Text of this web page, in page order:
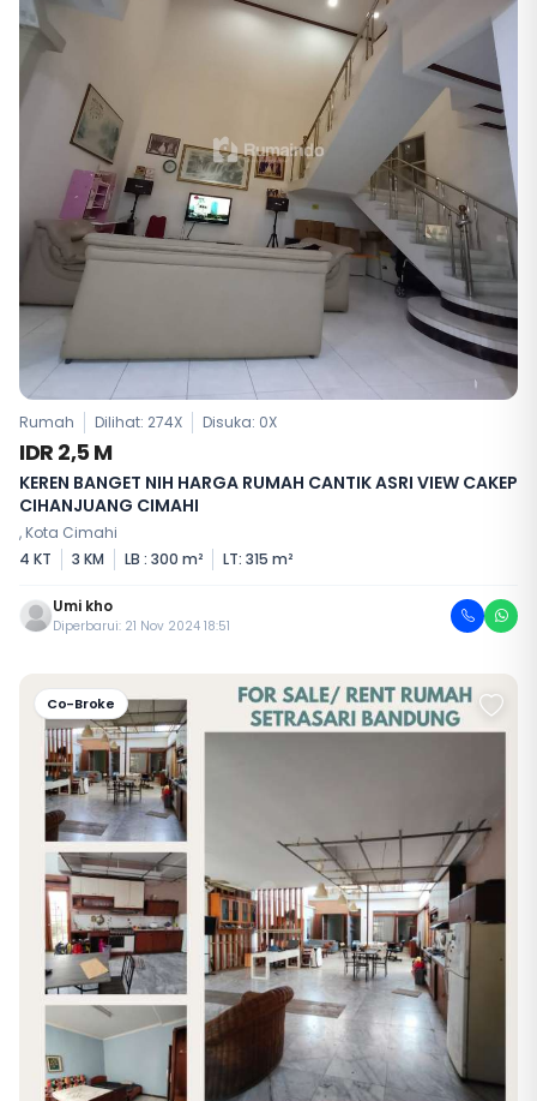
Rumah Dilihat: 274X Disuka: 0X
IDR 2,5 M
KEREN BANGET NIH HARGA RUMAH CANTIK ASRI VIEW CAKEP
CIHANJUANG CIMAHI
, Kota Cimahi
4 KT
3 KM LB : 300 m² LT: 315 m²
Umi kho
Diperbarui: 21 Nov 2024 18:51
Co-Broke